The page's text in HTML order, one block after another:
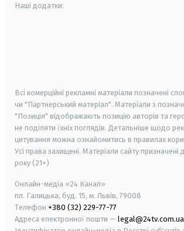
Наші додатки:
Всі комерційні рекламні матеріали позначені
чи "Партнерський матеріал". Матеріали з
"Позиція" відображають позицію авторів та
не поділяти їхніх поглядів. Детальніше щодо
цитування можна ознайомитись в правилах
Усі права захищені. Матеріали сайту призначені
року (21+)
Онлайн-медіа «24 Канал»
пл. Галицька, буд. 15, м. Львів, 79008
Телефон +380 (32) 229-77-77
Адреса електронної пошти — legal@24tv.com.ua